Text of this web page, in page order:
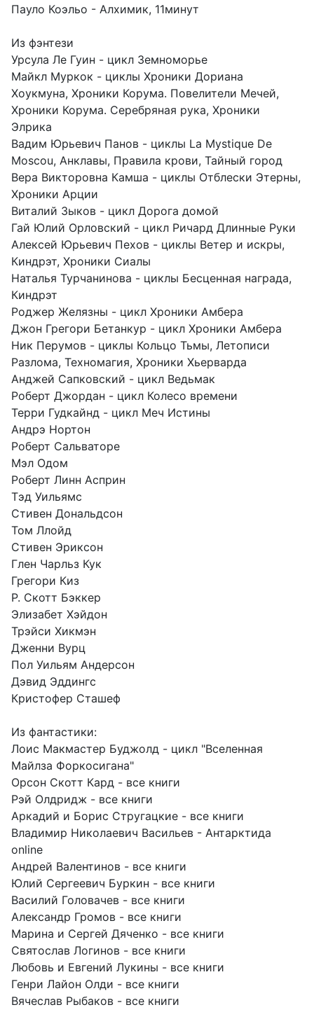
Пауло Коэльо - Алхимик, 11минут
Из фэнтези
Урсула Ле Гуин - цикл Земноморье
Майкл Муркок - циклы Хроники Дориана
Хоукмуна, Хроники Корума. Повелители Мечей,
Хроники Корума. Серебряная рука, Хроники
Элрика
Вадим Юрьевич Панов - циклы La Mystique De
Moscou, Анклавы, Правила крови, Тайный город
Вера Викторовна Камша - циклы Отблески Этерны,
Хроники Арции
Виталий Зыков - цикл Дорога домой
Гай Юлий Орловский - цикл Ричард Длинные Руки
Алексей Юрьевич Пехов - циклы Ветер и искры,
Киндрэт, Хроники Сиалы
Наталья Турчанинова - циклы Бесценная награда,
Киндрэт
Роджер Желязны - цикл Хроники Амбера
Джон Грегори Бетанкур - цикл Хроники Амбера
Ник Перумов - циклы Кольцо Тьмы, Летописи
Разлома, Техномагия, Хроники Хьерварда
Анджей Сапковский - цикл Ведьмак
Роберт Джордан - цикл Колесо времени
Терри Гудкайнд - цикл Меч Истины
Андрэ Нортон
Роберт Сальваторе
Мэл Одом
Роберт Линн Асприн
Тэд Уильямс
Стивен Дональдсон
Том Ллойд
Стивен Эриксон
Глен Чарльз Кук
Грегори Киз
Р. Скотт Бэккер
Элизабет Хэйдон
Трэйси Хикмэн
Дженни Вурц
Пол Уильям Андерсон
Дэвид Эддингс
Кристофер Сташеф
Из фантастики:
Лоис Макмастер Буджолд - цикл "Вселенная
Майлза Форкосигана"
Орсон Скотт Кард - все книги
Рэй Олдридж - все книги
Аркадий и Борис Стругацкие - все книги
Владимир Николаевич Васильев - Антарктида
online
Андрей Валентинов - все книги
Юлий Сергеевич Буркин - все книги
Василий Головачев - все книги
Александр Громов - все книги
Марина и Сергей Дяченко - все книги
Святослав Логинов - все книги
Любовь и Евгений Лукины - все книги
Генри Лайон Олди - все книги
Вячеслав Рыбаков - все книги